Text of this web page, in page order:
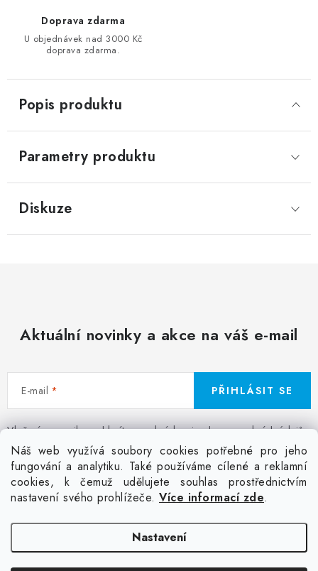
Náš web využívá soubory cookies potřebné pro jeho
fungování a analytiku. Také používáme cílené a reklamní
cookies, k čemuž udělujete souhlas prostřednictvím
nastavení svého prohlížeče. Více informací zde.
Nastavení
Doprava zdarma
U objednávek nad 3000 Kč
doprava zdarma.
Popis produktu
Parametry produktu
Diskuze
Aktuální novinky a akce na váš e-mail
E-mail
Vložením e-mailu souhlasíte spodmínkami ochrany osobních údajů
PŘIHLÁSIT SE
Facebook Kontakt Jak nakupovat
Poptávka potisku textilu
Akce a slevy GDPR + cookies Obchodní podmínky
Doprava